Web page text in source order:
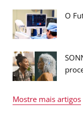
O
Mostre mais artigos